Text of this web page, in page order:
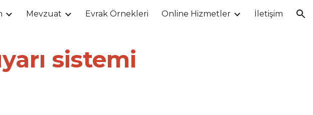
Skip to navigation
Mevzuat Evrak Örnekleri Online Hizmetler İletişim
sistemi